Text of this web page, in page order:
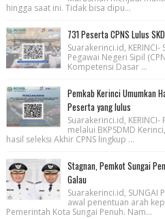
hingga saat ini. Tidak bisa dipu...
731 Peserta CPNS Lulus
Suarakerinci.id,
Pegawai Negeri Sipil
Kompetensi Dasar ...
Pemkab Kerinci Umumkan
Peserta yang lulus
Suarakerinci.id,
melalui BKPSDMD
hasil seleksi Akhir CPNS lingkup ...
Stagnan, Pemkot Sungai
Galau
Suarakerinci.id, SUNGAI
awal penentuan arah
Pemerintah Kota Sungai Penuh. Nam...